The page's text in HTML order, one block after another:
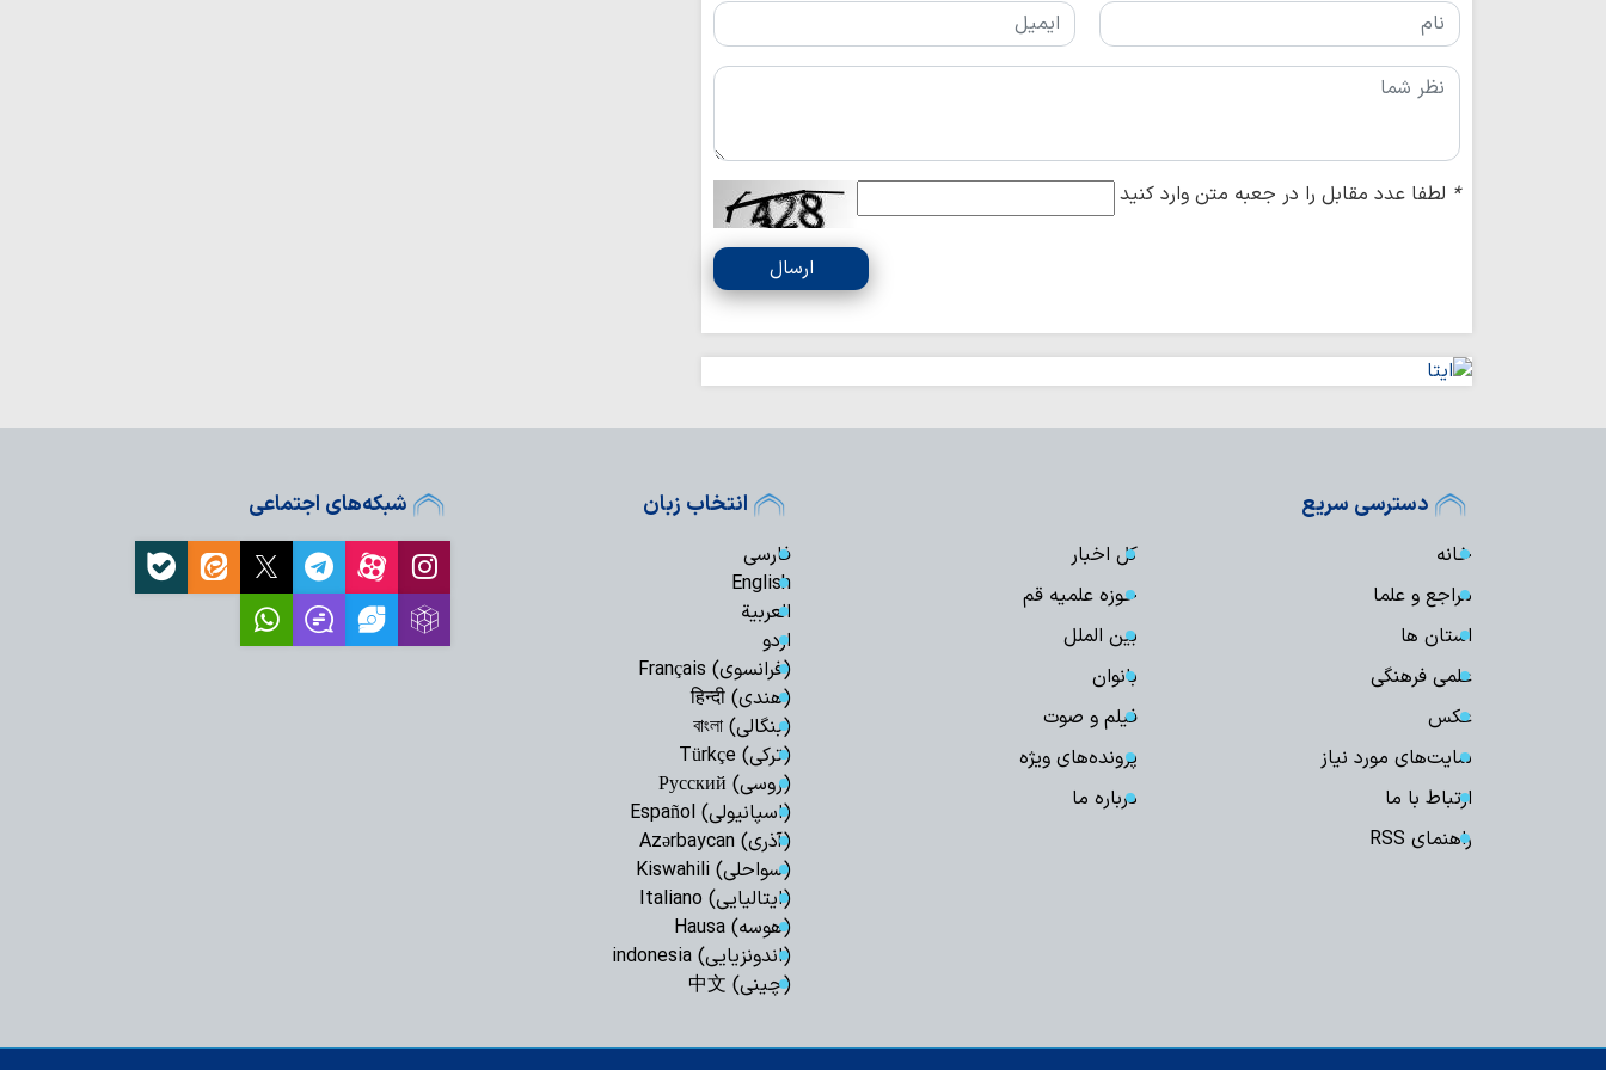
* لطفا عدد مقابل را در جعبه متن وارد کنید
ارسال
علیه جمهوری اسلامی ایران است
قدرت منطقه‌ای ایران، دستاورد مقاومت و
وحدت و انسجام ملت ایران، محاسبات
تنگه‌ هرمز و باب المندب مولفه قدرت و
تحکیم قدرت داخلی کشور همراه باشد
آیت‌الله امراللهی
دشمن در فتنه های اخیر با اخبار کذب به
بزرگداشت امام شهید از سوی آیت‌الله
دسترسی سریع
خانه
کل اخبار
مراجع و علما
حوزه علمیه قم
استان ها
بین الملل
علمی فرهنگی
بانوان
عکس
فیلم و صوت
سایت‌های مورد نیاز
پرونده‌های ویژه
ارتباط با ما
درباره ما
راهنمای RSS
انتخاب زبان
فارسی
English
العربیة
اردو
(فرانسوی) Français
(هندی) हिन्दी
(بنگالی) বাংলা
(ترکی) Türkçe
(روسی) Русский
(اسپانیولی) Español
(آذری) Azərbaycan
(سواحلی) Kiswahili
(ایتالیایی) Italiano
(هوسه) Hausa
(اندونزیایی) indonesia
(چینی) 中文
شبکه‌های اجتماعی